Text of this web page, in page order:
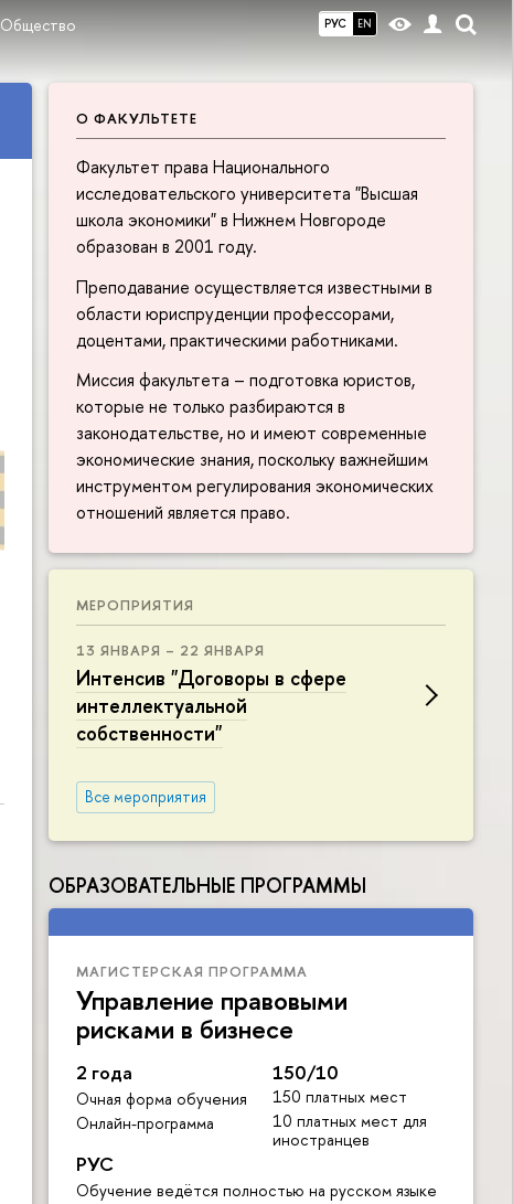
РУС EN
Общество
О ФАКУЛЬТЕТЕ
Факультет права Национального
исследовательского университета "Высшая
школа экономики" в Нижнем Новгороде
образован в 2001 году.
Преподавание осуществляется известными в
области юриспруденции профессорами,
доцентами, практическими работниками.
Миссия факультета – подготовка юристов,
которые не только разбираются в
законодательстве, но и имеют современные
экономические знания, поскольку важнейшим
инструментом регулирования экономических
отношений является право.
МЕРОПРИЯТИЯ
13 ЯНВАРЯ – 22 ЯНВАРЯ
Интенсив "Договоры в сфере
интеллектуальной
собственности"
Все мероприятия
ОБРАЗОВАТЕЛЬНЫЕ ПРОГРАММЫ
МАГИСТЕРСКАЯ ПРОГРАММА
Управление правовыми
рисками в бизнесе
2 года
Очная форма обучения
Онлайн-программа
150/10
150 платных мест
10 платных мест для
иностранцев
РУС
Обучение ведётся полностью на русском языке